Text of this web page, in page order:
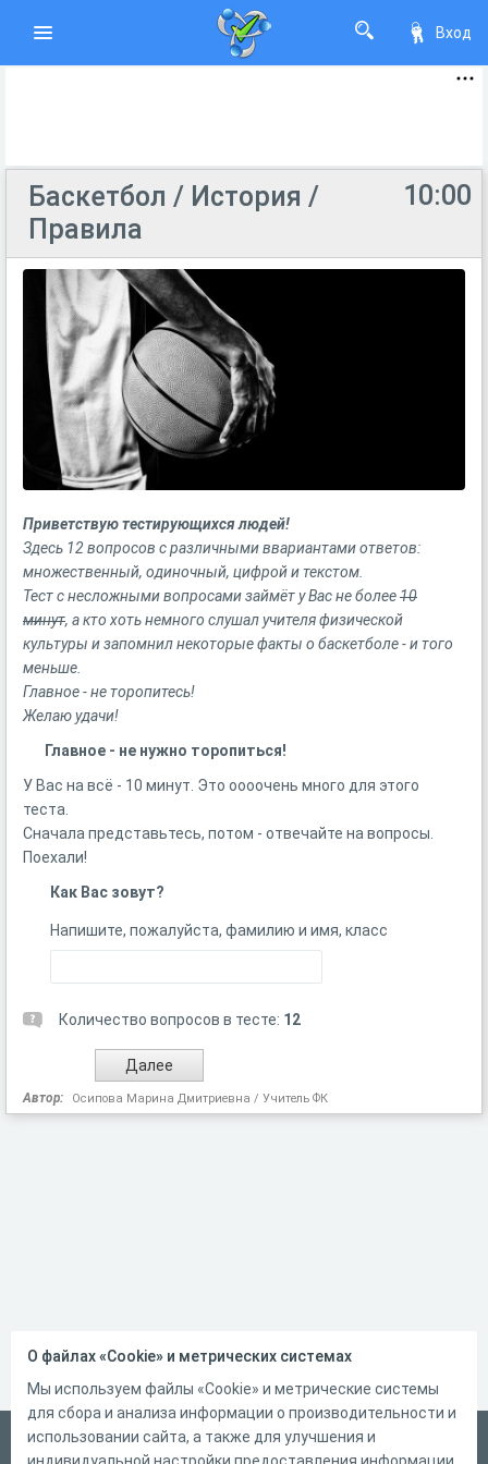
Вход
10:00
Баскетбол / История /
Правила
Приветствую тестирующихся людей!
Здесь 12 вопросов с различными ввариантами ответов:
множественный, одиночный, цифрой и текстом.
Тест с несложными вопросами займёт у Вас не более10
минут, а кто хоть немного слушал учителя физической
культуры и запомнил некоторые факты о баскетболе - и того
меньше.
Главное - не торопитесь!
Желаю удачи!
Главное - не нужно торопиться!
У Вас на всё - 10 минут. Это оооочень много для этого
теста.
Сначала представьтесь, потом - отвечайте на вопросы.
Поехали!
Как Вас зовут?
Напишите, пожалуйста, фамилию и имя, класс
Количество вопросов в тесте: 12
Автор: Осипова Марина Дмитриевна / Учитель ФК
Русский
О файлах «Cookie» и метрических системах
Мы используем файлы «Cookie» и метрические системы
для сбора и анализа информации о производительности и
использовании сайта, а также для улучшения и